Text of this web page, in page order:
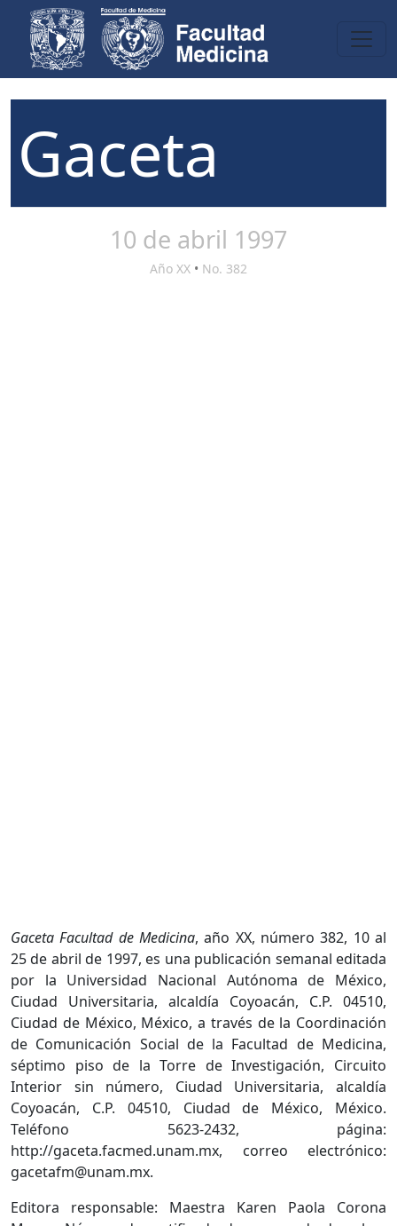
Gaceta
10 de abril 1997
Año XX • No. 382
Gaceta Facultad de Medicina, año XX, número 382, 10 al
25 de abril de 1997, es una publicación semanal editada
por la Universidad Nacional Autónoma de México,
Ciudad Universitaria, alcaldía Coyoacán, C.P. 04510,
Ciudad de México, México, a través de la Coordinación
de Comunicación Social de la Facultad de Medicina,
séptimo piso de la Torre de Investigación, Circuito
Interior sin número, Ciudad Universitaria, alcaldía
Coyoacán, C.P. 04510, Ciudad de México, México.
Teléfono 5623-2432, página:
http://gaceta.facmed.unam.mx, correo electrónico:
gacetafm@unam.mx.
Editora responsable: Maestra Karen Paola Corona